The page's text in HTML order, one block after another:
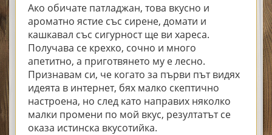
Ако обичате патладжан, това вкусно и
ароматно ястие със сирене, домати и
кашкавал със сигурност ще ви хареса.
Получава се крехко, сочно и много
апетитно, а приготвянето му е лесно.
Признавам си, че когато за първи път видях
идеята в интернет, бях малко скептично
настроена, но след като направих няколко
малки промени по мой вкус, резултатът се
оказа истинска вкусотийка.